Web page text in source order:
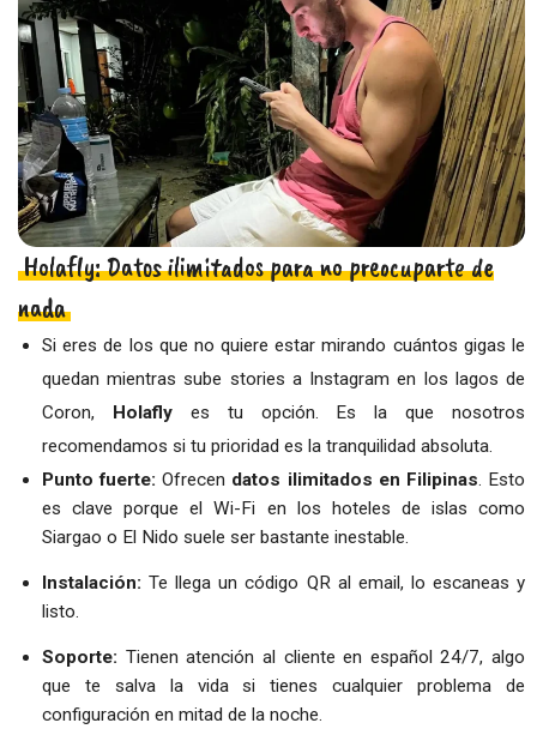
Holafly: Datos ilimitados para no preocuparte de
nada
Si eres de los que no quiere estar mirando cuántos gigas le
quedan mientras sube stories a Instagram en los lagos de
Coron, Holaflyes tu opción. Es la que nosotros
recomendamos si tu prioridad es la tranquilidad absoluta.
Punto fuerte: Ofrecen datos ilimitados en Filipinas . Esto
es clave porque el Wi-Fi en los hoteles de islas como
Siargao o El Nido suele ser bastante inestable.
Instalación: Te llega un código QR al email, lo escaneas y
listo.
Soporte: Tienen atención al cliente en español 24/7, algo
que te salva la vida si tienes cualquier problema de
configuración en mitad de la noche.